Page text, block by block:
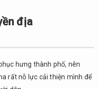
địa
hưng thành phố, nên
rất nỗ lực cải thiện mình để